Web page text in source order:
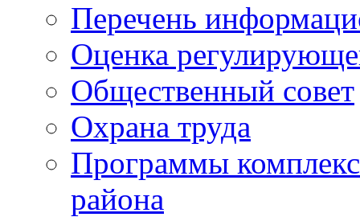
Перечень
Оценка
Общественный совет
Охрана труда
Программы
района